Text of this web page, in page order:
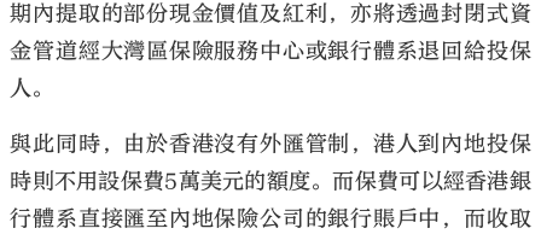
期內提取的部份現金價值及紅利，亦將透過封閉式資
金管道經大灣區保險服務中心或銀行體系退回給投保
人。
與此同時，由於香港沒有外匯管制，港人到內地投保
時則不用設保費5萬美元的額度。而保費可以經香港銀
行體系直接匯至內地保險公司的銀行賬戶中，而收取